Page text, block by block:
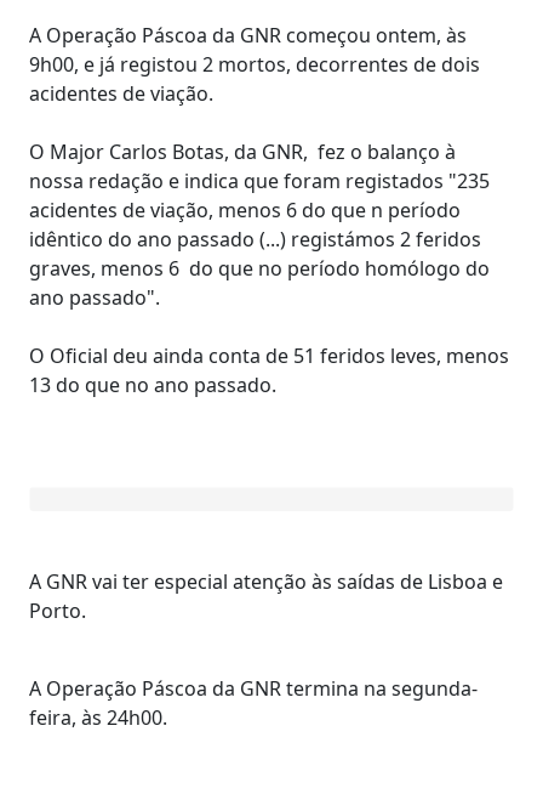
A Operação Páscoa da GNR começou ontem, às
9h00, e já registou 2 mortos, decorrentes de dois
acidentes de viação.
O Major Carlos Botas, da GNR, fez o balanço à
nossa redação e indica que foram registados "235
acidentes de viação, menos 6 do que n período
idêntico do ano passado (...) registámos 2 feridos
graves, menos 6 do que no período homólogo do
ano passado".
O Oficial deu ainda conta de 51 feridos leves, menos
13 do que no ano passado.
A GNR vai ter especial atenção às saídas de Lisboa e
Porto.
A Operação Páscoa da GNR termina na segunda-
feira, às 24h00.